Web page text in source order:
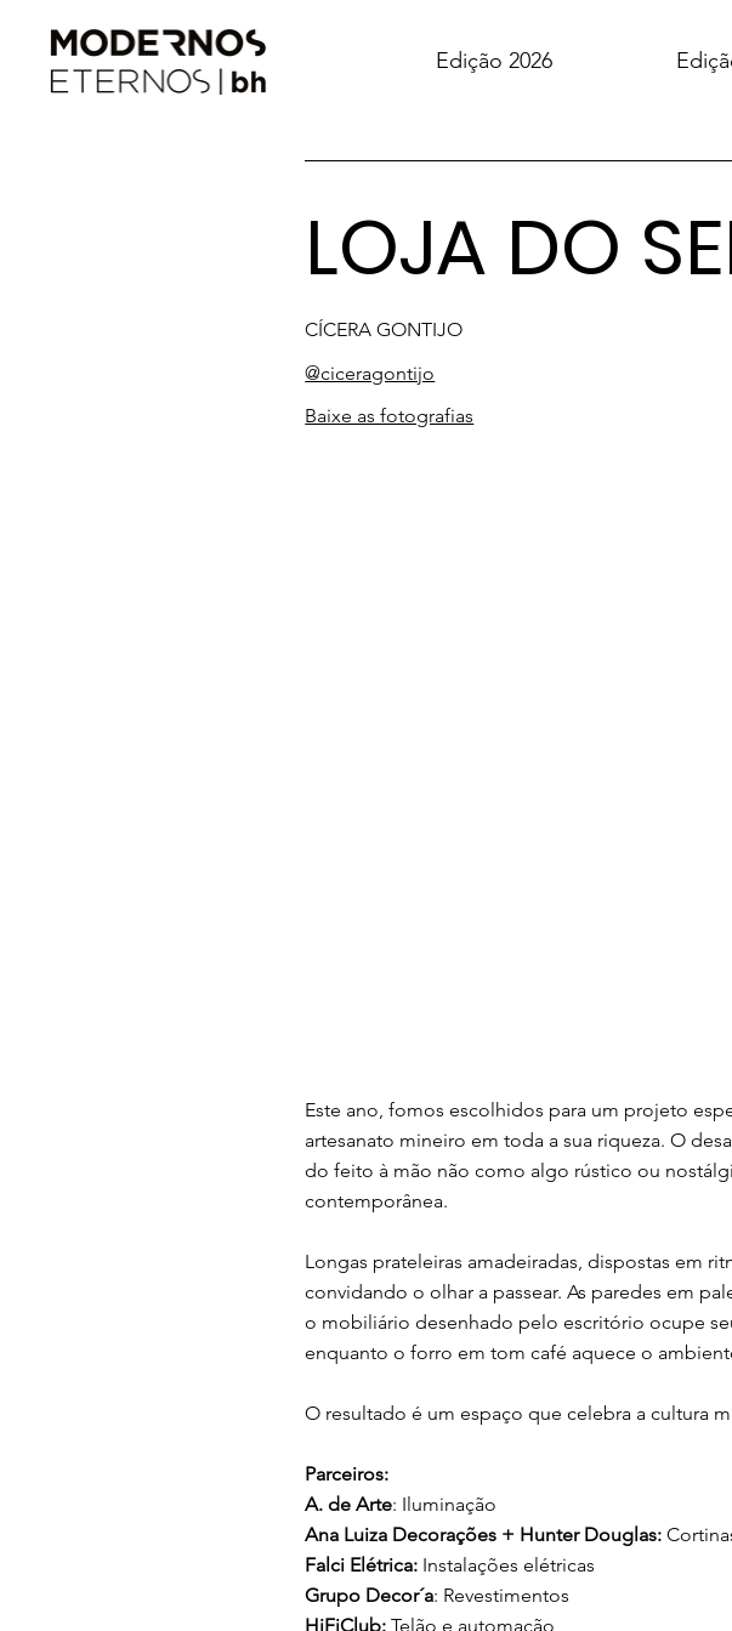
Edição 2026
LOJA DO
CÍCERA GONTIJO
@ciceragontijo
Baixe as fotografias
Este ano, fomos escolhidos para um projeto
artesanato mineiro em toda a sua riqueza. O
do feito à mão não como algo rústico ou
contemporânea.
Longas prateleiras amadeiradas, dispostas em
convidando o olhar a passear. As paredes em
o mobiliário desenhado pelo escritório ocupe
enquanto o forro em tom café aquece o
O resultado é um espaço que celebra a cultura
Parceiros:
A. de Arte: Iluminação
Ana Luiza Decorações + Hunter Douglas:
Falci Elétrica: Instalações elétricas
Grupo Decor´a: Revestimentos
HiFiClub: Telão e automação